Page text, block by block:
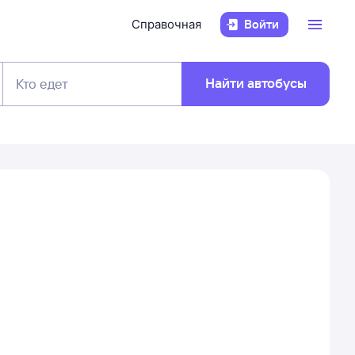
Справочная Войти
Кто едет Найти автобусы